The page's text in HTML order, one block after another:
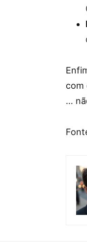
com
…